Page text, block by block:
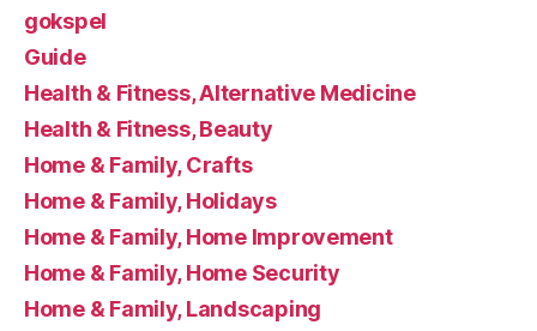
gokspel
Guide
Health & Fitness, Alternative Medicine
Health & Fitness, Beauty
Home & Family, Crafts
Home & Family, Holidays
Home & Family, Home Improvement
Home & Family, Home Security
Home & Family, Landscaping